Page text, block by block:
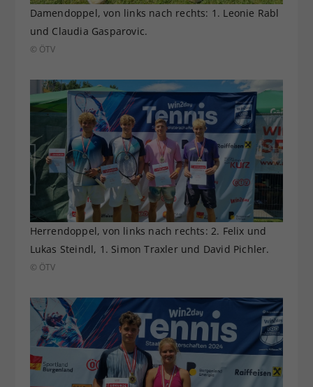
Damendoppel, von links nach rechts: 1. Leonie Rabl
und Claudia Gasparovic.
© ÖTV
Herrendoppel, von links nach rechts: 2. Felix und
Lukas Steindl, 1. Simon Traxler und David Pichler.
© ÖTV